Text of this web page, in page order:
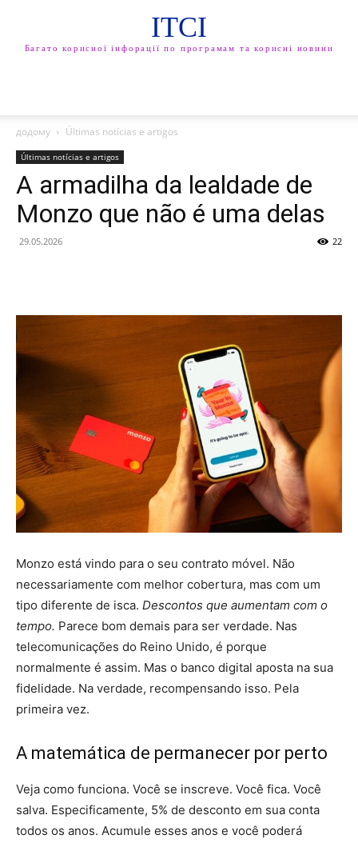
ITCI
Багато корисної інфорації по програмам та корисні новини
додому Últimas notícias e artigos
Últimas notícias e artigos
A armadilha da lealdade de
Monzo que não é uma delas
29.05.2026 22
Monzo está vindo para o seu contrato móvel. Não
necessariamente com melhor cobertura, mas com um
tipo diferente de isca. Descontos que aumentam com o
tempo. Parece bom demais para ser verdade. Nas
telecomunicações do Reino Unido, é porque
normalmente é assim. Mas o banco digital aposta na sua
fidelidade. Na verdade, recompensando isso. Pela
primeira vez.
A matemática de permanecer por perto
Veja como funciona. Você se inscreve. Você fica. Você
salva. Especificamente, 5% de desconto em sua conta
todos os anos. Acumule esses anos e você poderá